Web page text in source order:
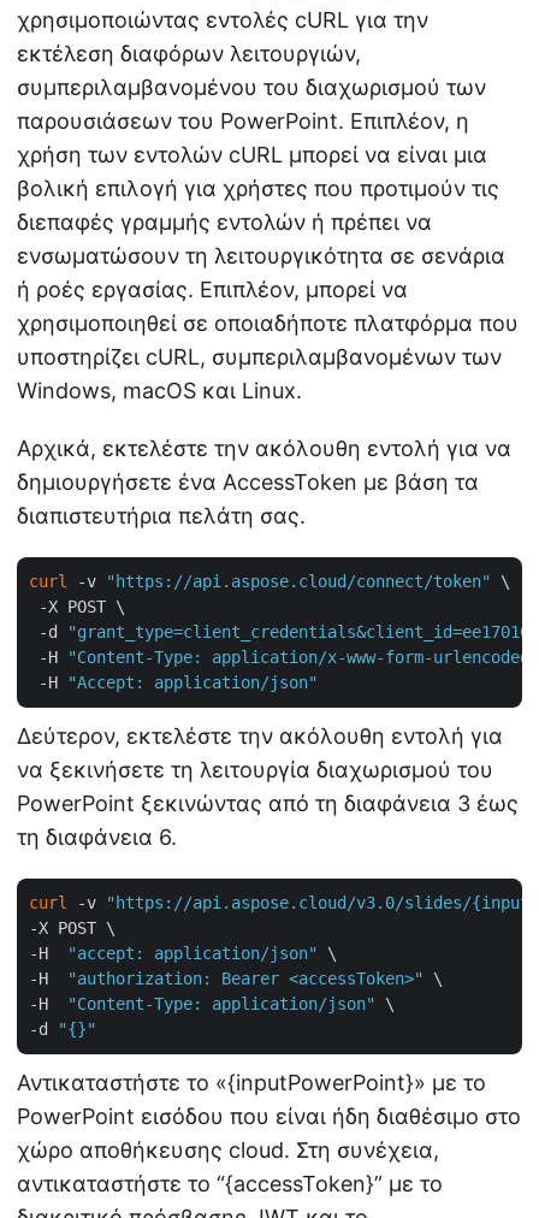
χρησιμοποιώντας εντολές cURL για την
εκτέλεση διαφόρων λειτουργιών,
συμπεριλαμβανομένου του διαχωρισμού των
παρουσιάσεων του PowerPoint. Επιπλέον, η
χρήση των εντολών cURL μπορεί να είναι μια
βολική επιλογή για χρήστες που προτιμούν τις
διεπαφές γραμμής εντολών ή πρέπει να
ενσωματώσουν τη λειτουργικότητα σε σενάρια
ή ροές εργασίας. Επιπλέον, μπορεί να
χρησιμοποιηθεί σε οποιαδήποτε πλατφόρμα που
υποστηρίζει cURL, συμπεριλαμβανομένων των
Windows, macOS και Linux.
Αρχικά, εκτελέστε την ακόλουθη εντολή για να
δημιουργήσετε ένα AccessToken με βάση τα
διαπιστευτήρια πελάτη σας.
curl -v "https://api.aspose.cloud/connect/token"
\
-X POST \
-d
-H
"Content-Type: application/x-www-form-urlencoded"
-H
"Accept: application/json"
Δεύτερον, εκτελέστε την ακόλουθη εντολή για
να ξεκινήσετε τη λειτουργία διαχωρισμού του
PowerPoint ξεκινώντας από τη διαφάνεια 3 έως
τη διαφάνεια 6.
curl -v
"https://api.aspose.cloud/v3.0/slides/
-X POST \
-H
"accept: application/json"
\
-H
"authorization: Bearer <accessToken>"
\
-H
"Content-Type: application/json"
\
-d
"{}"
Αντικαταστήστε το «{inputPowerPoint}» με το
PowerPoint εισόδου που είναι ήδη διαθέσιμο στο
χώρο αποθήκευσης cloud. Στη συνέχεια,
αντικαταστήστε το “{accessToken}” με το